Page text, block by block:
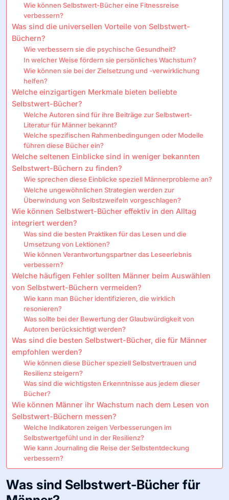
Wie können Selbstwert-Bücher eine Fitnessreise
verbessern?
Was sind die universellen Vorteile von Selbstwert-
Büchern?
Wie verbessern sie die psychische Gesundheit?
In welcher Weise fördern sie persönliches Wachstum?
Wie können sie bei der Zielsetzung und -verwirklichung
helfen?
Welche einzigartigen Merkmale bieten beliebte
Selbstwert-Bücher?
Welche Autoren sind für ihre Beiträge zur Selbstwert-
Literatur für Männer bekannt?
Welche spezifischen Rahmenbedingungen oder Modelle
führen diese Bücher ein?
Welche seltenen Einblicke sind in weniger bekannten
Selbstwert-Büchern zu finden?
Wie sprechen diese Einblicke speziell Männerprobleme an?
Welche ungewöhnlichen Strategien werden zur
Überwindung von Selbstzweifeln vorgeschlagen?
Wie können Selbstwert-Bücher effektiv in den Alltag
integriert werden?
Was sind die besten Praktiken für das Lesen und die
Umsetzung von Lektionen?
Wie können Verantwortungspartner das Leseerlebnis
verbessern?
Welche häufigen Fehler sollten Männer beim Auswählen
von Selbstwert-Büchern vermeiden?
Wie kann man Bücher identifizieren, die wirklich
resonieren?
Was sollte bei der Bewertung der Glaubwürdigkeit von
Autoren berücksichtigt werden?
Was sind die besten Selbstwert-Bücher, die für Männer
empfohlen werden?
Wie können diese Bücher speziell Selbstvertrauen und
Resilienz steigern?
Was sind die wichtigsten Erkenntnisse aus jedem dieser
Bücher?
Wie können Männer ihr Wachstum nach dem Lesen von
Selbstwert-Büchern messen?
Welche Indikatoren zeigen Verbesserungen im
Selbstwertgefühl und in der Resilienz?
Wie kann Journaling die Reise der Selbstentdeckung
verbessern?
Was sind Selbstwert-Bücher für